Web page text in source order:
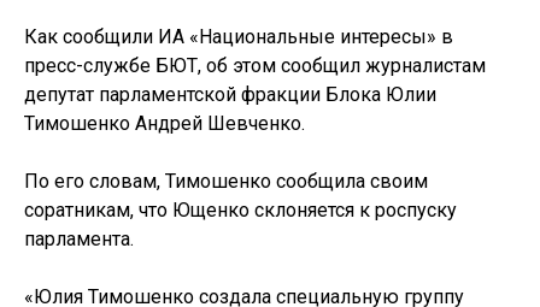
Как сообщили ИА «Национальные интересы» в
пресс-службе БЮТ, об этом сообщил журналистам
депутат парламентской фракции Блока Юлии
Тимошенко Андрей Шевченко.
По его словам, Тимошенко сообщила своим
соратникам, что Ющенко склоняется к роспуску
парламента.
«Юлия Тимошенко создала специальную группу